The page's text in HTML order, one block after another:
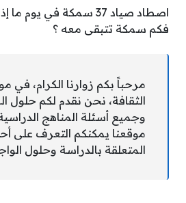
فكم سمكة تتبقى معه ؟
مرحباً بكم زوارنا الكرام، في
الثقافة، نحن نقدم لكم حلول
وجميع أسئلة المناهج
موقعنا يمكنكم التعرف على
المتعلقة بالدراسة وحلول